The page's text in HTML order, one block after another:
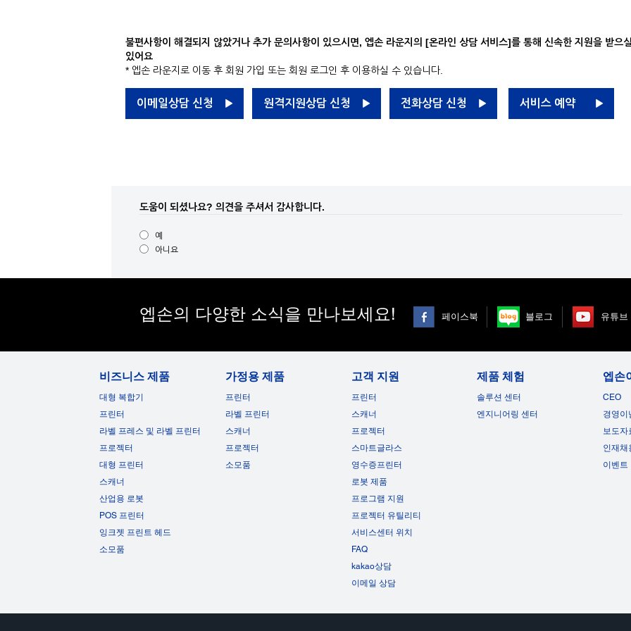
불편사항이 해결되지 않았거나 추가 문의사항이 있으시면, 엡손 라운지의 [온라인 상담 서비스]를 통해 신속한 지원을 받으
있어요
* 엡손 라운지로 이동 후 회원 가입 또는 회원 로그인 후 이용하실 수 있습니다.
이메일상담 신청 원격지원상담 신청 전화상담 신청 서비스 예약
도움이 되셨나요? 의견을 주셔서 감사합니다.
예
아니요
엡손의 다양한 소식을 만나보세요! 페이스북 블로그 유튜브
비즈니스 제품
대형 복합기
프린터
라벨 프레스 및 라벨 프린터
프로젝터
대형 프린터
스캐너
산업용 로봇
POS 프린터
잉크젯 프린트 헤드
소모품
가정용 제품
프린터
라벨 프린터
스캐너
프로젝터
소모품
고객 지원
프린터
스캐너
프로젝터
스마트글라스
영수증프린터
로봇 제품
프로그램 지원
프로젝터 유틸리티
서비스센터 위치
FAQ
kakao상담
이메일 상담
제품 체험
솔루션 센터
엔지니어링 센터
엡손
CEO
경영이
보도자
인재채
이벤트